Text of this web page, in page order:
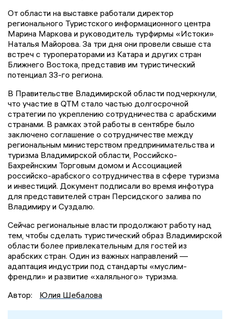
От области на выставке работали директор
регионального Туристского информационного центра
Марина Маркова и руководитель турфирмы «Истоки»
Наталья Майорова. За три дня они провели свыше ста
встреч с туроператорами из Катара и других стран
Ближнего Востока, представив им туристический
потенциал 33-го региона.
В Правительстве Владимирской области подчеркнули,
что участие в QTM стало частью долгосрочной
стратегии по укреплению сотрудничества с арабскими
странами. В рамках этой работы в сентябре было
заключено соглашение о сотрудничестве между
региональным министерством предпринимательства и
туризма Владимирской области, Российско-
Бахрейнским Торговым домом и Ассоциацией
российско-арабского сотрудничества в сфере туризма
и инвестиций. Документ подписали во время инфотура
для представителей стран Персидского залива по
Владимиру и Суздалю.
Сейчас региональные власти продолжают работу над
тем, чтобы сделать туристический образ Владимирской
области более привлекательным для гостей из
арабских стран. Один из важных направлений —
адаптация индустрии под стандарты «муслим-
френдли» и развитие «халяльного» туризма.
Автор:
Юлия Шебалова